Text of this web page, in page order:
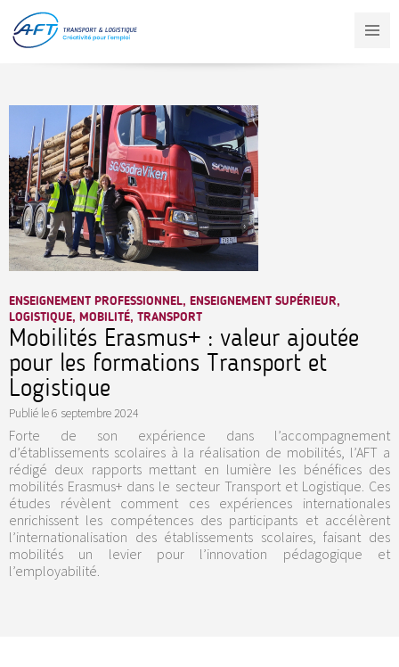
contenu
principal
ENSEIGNEMENT PROFESSIONNEL, ENSEIGNEMENT SUPÉRIEUR,
LOGISTIQUE, MOBILITÉ, TRANSPORT
Mobilités Erasmus+ : valeur ajoutée
pour les formations Transport et
Logistique
Publié le6 septembre 2024
Forte de son expérience dans l’accompagnement
d’établissements scolaires à la réalisation de mobilités, l’AFT a
rédigé deux rapports mettant en lumière les bénéfices des
mobilités Erasmus+ dans le secteur Transport et Logistique. Ces
études révèlent comment ces expériences internationales
enrichissent les compétences des participants et accélèrent
l’internationalisation des établissements scolaires, faisant des
mobilités un levier pour l’innovation pédagogique et
l’employabilité.